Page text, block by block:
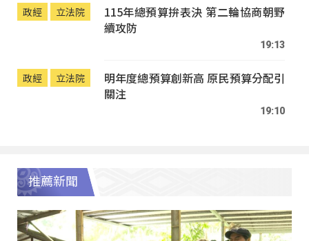
政經 立法院
115年總預算拚表決 第二輪協商朝野
續攻防
19:13
政經 立法院
明年度總預算創新高 原民預算分配引
關注
19:10
推薦新聞